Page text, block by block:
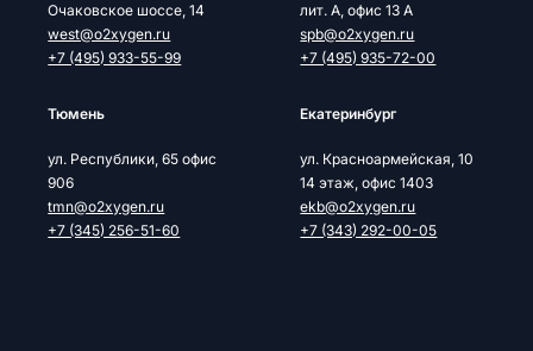
Очаковское шоссе, 14
west@o2xygen.ru
+7 (495) 933-55-99
лит. А, офис 13 А
spb@o2xygen.ru
+7 (495) 935-72-00
Тюмень
ул. Республики, 65 офис
906
tmn@o2xygen.ru
+7 (345) 256-51-60
Екатеринбург
ул. Красноармейская, 10
14 этаж, офис 1403
ekb@o2xygen.ru
+7 (343) 292-00-05